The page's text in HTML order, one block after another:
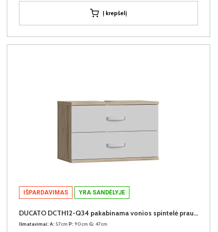
Į krepšelį
IŠPARDAVIMAS YRA SANDĖLYJE
DUCATO DCTH12-Q34 pakabinama vonios spintelė praustuvui
Išmatavimai: A: 57cm P: 90cm G: 47cm